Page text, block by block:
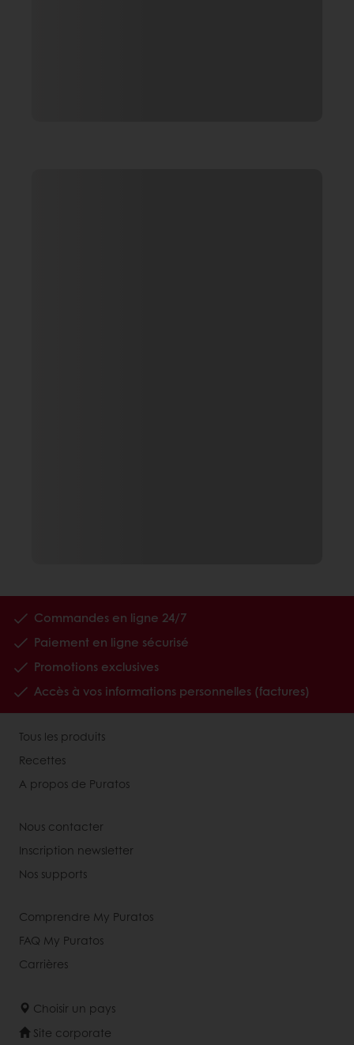
Commandes en ligne 24/7
Paiement en ligne sécurisé
Promotions exclusives
Accès à vos informations personnelles (factures)
Tous les produits
Recettes
A propos de Puratos
Nous contacter
Inscription newsletter
Nos supports
Comprendre My Puratos
FAQ My Puratos
Carrières
Choisir un pays
Site corporate